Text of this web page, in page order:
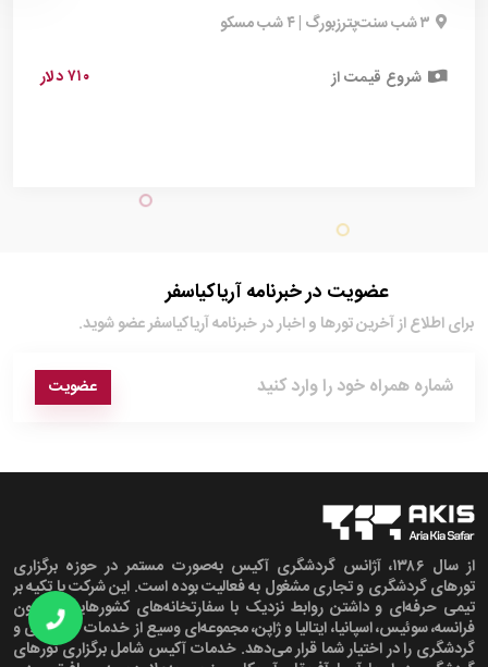
۳ شب سنت‌پترزبورگ | ۴ شب مسکو
شروع قیمت از ۷۱۰ دلار
عضویت در خبرنامه آریاکیاسفر
برای اطلاع از آخرین تور‌ها و اخبار در خبرنامه آریاکیاسفر عضو شوید.
عضویت
از سال ۱۳۸۶، آژانس گردشگری آکیس به‌صورت مستمر در حوزه برگزاری
تورهای گردشگری و تجاری مشغول به فعالیت بوده است. این شرکت با تکیه بر
تیمی حرفه‌ای و داشتن روابط نزدیک با سفارتخانه‌های کشورهایی همچون
فرانسه، سوئیس، اسپانیا، ایتالیا و ژاپن، مجموعه‌ای وسیع از خدمات مسافرتی و
گردشگری را در اختیار شما قرار می‌دهد. خدمات آکیس شامل برگزاری تورهای